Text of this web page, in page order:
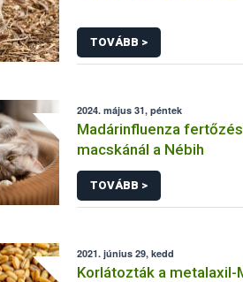
TOVÁBB >
2024. május 31, péntek
Madárinfluenza
macskánál a Nébih
TOVÁBB >
2021. június 29, kedd
Korlátozták a metalaxil-